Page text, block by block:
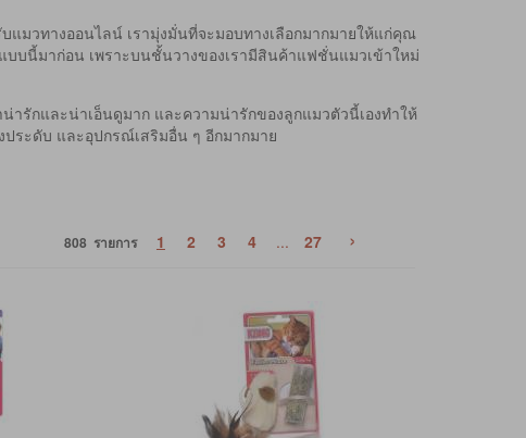
มวทางออนไลน์ เรามุ่งมั่นที่จะมอบทางเลือกมากมายให้แก่คุณ
บนี้มาก่อน เพราะบนชั้นวางของเรามีสินค้าแฟชั่นแมวเข้าใหม่
ารักและน่าเอ็นดูมาก และความน่ารักของลูกแมวตัวนี้เองทำให้
ประดับ และอุปกรณ์เสริมอื่น ๆ อีกมากมาย
808 รายการ 1 2 3 4 ... 27 ›